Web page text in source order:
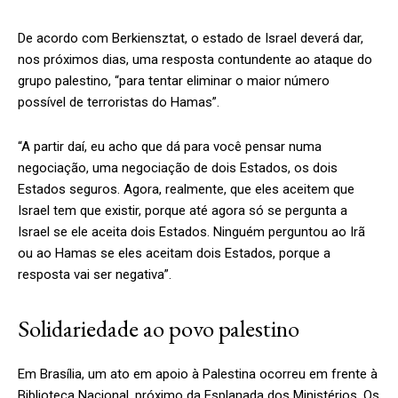
De acordo com Berkiensztat, o estado de Israel deverá dar,
nos próximos dias, uma resposta contundente ao ataque do
grupo palestino, “para tentar eliminar o maior número
possível de terroristas do Hamas”.
“A partir daí, eu acho que dá para você pensar numa
negociação, uma negociação de dois Estados, os dois
Estados seguros. Agora, realmente, que eles aceitem que
Israel tem que existir, porque até agora só se pergunta a
Israel se ele aceita dois Estados. Ninguém perguntou ao Irã
ou ao Hamas se eles aceitam dois Estados, porque a
resposta vai ser negativa”.
Solidariedade ao povo palestino
Em Brasília, um ato em apoio à Palestina ocorreu em frente à